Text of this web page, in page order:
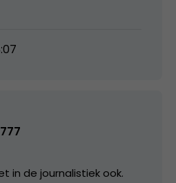
in de journalistiek ook.